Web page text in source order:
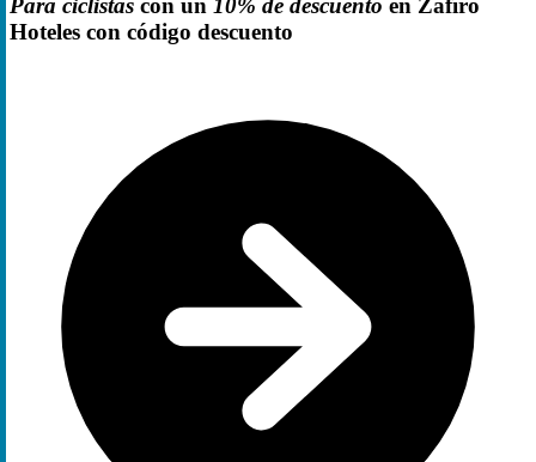
Para ciclistas con un 10% de descuento en Zafiro
Hoteles con código descuento